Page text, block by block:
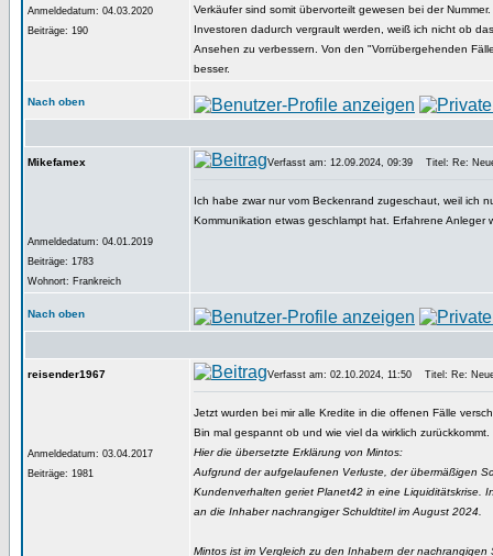
Anmeldedatum: 04.03.2020
Beiträge: 190
Verkäufer sind somit übervorteilt gewesen bei der
Investoren dadurch vergrault werden, weiß ich nicht ob
Ansehen zu verbessern. Von den "Vorrübergehenden
besser.
Nach oben
Mikefamex
Anmeldedatum: 04.01.2019
Beiträge: 1783
Wohnort: Frankreich
Verfasst am: 12.09.2024, 09:39 Titel: Re:
Ich habe zwar nur vom Beckenrand zugeschaut, weil ich
Kommunikation etwas geschlampt hat. Erfahrene
Nach oben
reisender1967
Anmeldedatum: 03.04.2017
Beiträge: 1981
Verfasst am: 02.10.2024, 11:50 Titel: Re:
Jetzt wurden bei mir alle Kredite in die offenen Fälle
Bin mal gespannt ob und wie viel da wirklich zurückkommt.
Hier die übersetzte Erklärung von Mintos:
Aufgrund der aufgelaufenen Verluste, der übermäßigen
Kundenverhalten geriet Planet42 in eine Liquiditätskrise.
an die Inhaber nachrangiger Schuldtitel im August 2024.
Mintos ist im Vergleich zu den Inhabern der